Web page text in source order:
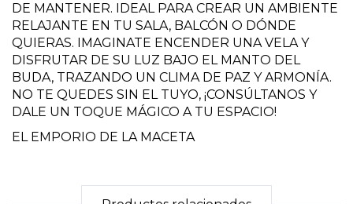
DE MANTENER. IDEAL PARA CREAR UN AMBIENTE
RELAJANTE EN TU SALA, BALCÓN O DÓNDE
QUIERAS. IMAGINATE ENCENDER UNA VELA Y
DISFRUTAR DE SU LUZ BAJO EL MANTO DEL
BUDA, TRAZANDO UN CLIMA DE PAZ Y ARMONÍA.
NO TE QUEDES SIN EL TUYO, ¡CONSÚLTANOS Y
DALE UN TOQUE MÁGICO A TU ESPACIO!
EL EMPORIO DE LA MACETA